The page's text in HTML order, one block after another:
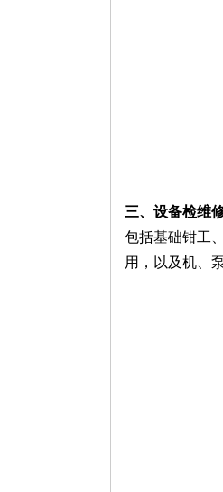
三、设备检维
包括基础钳工
用，以及机、